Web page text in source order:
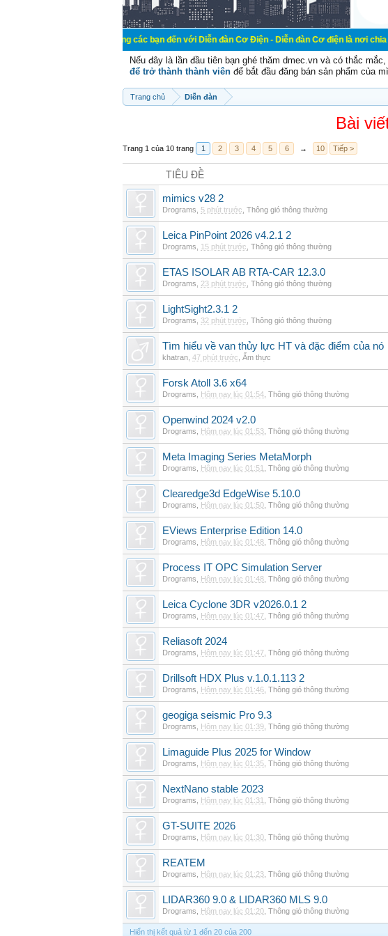
Chào mừng các bạn đến với Diễn đàn Cơ Điện - Diễn đàn Cơ điện là nơi chia sẽ kiến
Nếu đây là lần đầu tiên bạn ghé thăm dmec.vn và có thắc
để trở thành thành viên để bắt đầu đăng bán sản phẩm của
Trang chủ Diễn đàn
Bài
Trang 1 của 10 trang 1 2 3 4 5 6 → 10 Tiếp >
TIÊU ĐỀ
mimics v28 2
Drograms 5 phút trước Thông gió thông thường
Leica PinPoint 2026 v4.2.1 2
Drograms 15 phút trước Thông gió thông thường
ETAS ISOLAR AB RTA-CAR 12.3.0
Drograms 23 phút trước Thông gió thông thường
LightSight2.3.1 2
Drograms 32 phút trước Thông gió thông thường
Tìm hiểu về van thủy lực HT và đặc điểm của nó
khatran 47 phút trước Ẩm thực
Forsk Atoll 3.6 x64
Drograms Hôm nay lúc 01:54 Thông gió thông thường
Openwind 2024 v2.0
Drograms Hôm nay lúc 01:53 Thông gió thông thường
Meta Imaging Series MetaMorph
Drograms Hôm nay lúc 01:51 Thông gió thông thường
Clearedge3d EdgeWise 5.10.0
Drograms Hôm nay lúc 01:50 Thông gió thông thường
EViews Enterprise Edition 14.0
Drograms Hôm nay lúc 01:48 Thông gió thông thường
Process IT OPC Simulation Server
Drograms Hôm nay lúc 01:48 Thông gió thông thường
Leica Cyclone 3DR v2026.0.1 2
Drograms Hôm nay lúc 01:47 Thông gió thông thường
Reliasoft 2024
Drograms Hôm nay lúc 01:47 Thông gió thông thường
Drillsoft HDX Plus v.1.0.1.113 2
Drograms Hôm nay lúc 01:46 Thông gió thông thường
geogiga seismic Pro 9.3
Drograms Hôm nay lúc 01:39 Thông gió thông thường
Limaguide Plus 2025 for Window
Drograms Hôm nay lúc 01:35 Thông gió thông thường
NextNano stable 2023
Drograms Hôm nay lúc 01:31 Thông gió thông thường
GT-SUITE 2026
Drograms Hôm nay lúc 01:30 Thông gió thông thường
REATEM
Drograms Hôm nay lúc 01:23 Thông gió thông thường
LIDAR360 9.0 & LIDAR360 MLS 9.0
Drograms Hôm nay lúc 01:20 Thông gió thông thường
Hiển thị kết quả từ 1 đến 20 của 200